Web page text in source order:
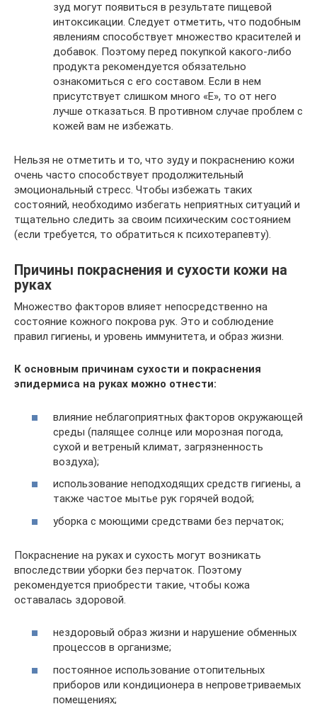
зуд могут появиться в результате пищевой
интоксикации. Следует отметить, что подобным
явлениям способствует множество красителей и
добавок. Поэтому перед покупкой какого-либо
продукта рекомендуется обязательно
ознакомиться с его составом. Если в нем
присутствует слишком много «Е», то от него
лучше отказаться. В противном случае проблем с
кожей вам не избежать.
Нельзя не отметить и то, что зуду и покраснению кожи
очень часто способствует продолжительный
эмоциональный стресс. Чтобы избежать таких
состояний, необходимо избегать неприятных ситуаций и
тщательно следить за своим психическим состоянием
(если требуется, то обратиться к психотерапевту).
Причины покраснения и сухости кожи на
руках
Множество факторов влияет непосредственно на
состояние кожного покрова рук. Это и соблюдение
правил гигиены, и уровень иммунитета, и образ жизни.
К основным причинам сухости и покраснения
эпидермиса на руках можно отнести:
влияние неблагоприятных факторов окружающей
среды (палящее солнце или морозная погода,
сухой и ветреный климат, загрязненность
воздуха);
использование неподходящих средств гигиены, а
также частое мытье рук горячей водой;
уборка с моющими средствами без перчаток;
Покраснение на руках и сухость могут возникать
впоследствии уборки без перчаток. Поэтому
рекомендуется приобрести такие, чтобы кожа
оставалась здоровой.
нездоровый образ жизни и нарушение обменных
процессов в организме;
постоянное использование отопительных
приборов или кондиционера в непроветриваемых
помещениях;